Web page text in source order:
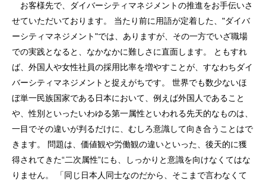
お客様先で、ダイバーシティマネジメントの推進をお手伝いさ
せていただいております。 当たり前に用語が定着した、"ダイバ
ーシティマネジメント"では、ありますが、その一方でいざ職場
での実践となると、なかなかに難しさに直面します。 ともすれ
ば、外国人や女性社員の採用比率を増やすことが、すなわちダイ
バーシティマネジメントと捉えがちです。 世界でも数少ないほ
ぼ単一民族国家である日本において、例えば外国人であること
や、性別といったいわゆる第一属性といわれる先天的なものは、
一目でその違いが判るだけに、むしろ意識して向き合うことはで
きます。 問題は、価値観や労働観の違いといった、後天的に獲
得されてきた“二次属性”にも、しっかりと意識を向けなくてはな
りません。 「同じ日本人同士なのだから、そこまで言わなくて